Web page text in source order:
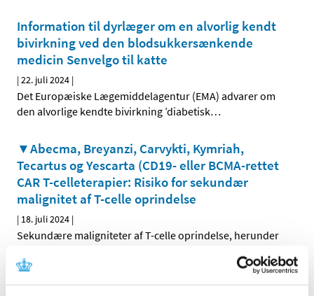
Information til dyrlæger om en alvorlig kendt
bivirkning ved den blodsukkersænkende
medicin Senvelgo til katte
|22. juli 2024 |
Det Europæiske Lægemiddelagentur (EMA) advarer om
den alvorlige kendte bivirkning ’diabetisk…
▼Abecma, Breyanzi, Carvykti, Kymriah,
Tecartus og Yescarta (CD19- eller BCMA-rettet
CAR T-celleterapier: Risiko for sekundær
malignitet af T-celle oprindelse
| 18. juli 2024 |
Sekundære maligniteter af T-celle oprindelse, herunder
Fusidinsyre; tilladelse til udlevering af